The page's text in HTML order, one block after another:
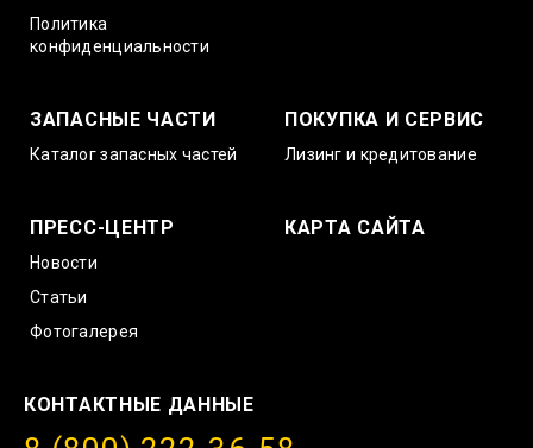
Политика
конфиденциальности
ЗАПАСНЫЕ ЧАСТИ
Каталог запасных частей
ПОКУПКА И СЕРВИС
Лизинг и кредитование
ПРЕСС-ЦЕНТР
Новости
Статьи
Фотогалерея
КАРТА САЙТА
КОНТАКТНЫЕ ДАННЫЕ